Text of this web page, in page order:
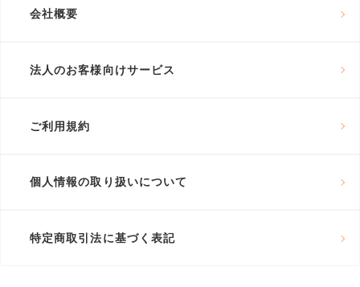
会社概要
法人のお客様向けサービス
ご利用規約
個人情報の取り扱いについて
特定商取引法に基づく表記